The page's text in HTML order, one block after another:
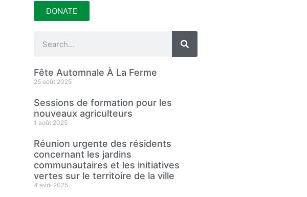
DONATE
Fête Automnale À La Ferme
25 août 2025
Sessions de formation pour les
nouveaux agriculteurs
1 août 2025
Réunion urgente des résidents
concernant les jardins
communautaires et les initiatives
vertes sur le territoire de la ville
4 avril 2025